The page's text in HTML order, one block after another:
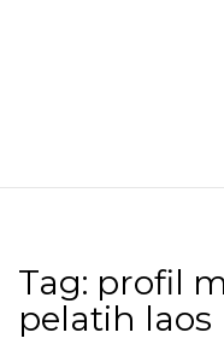
Tag: profil
pelatih laos